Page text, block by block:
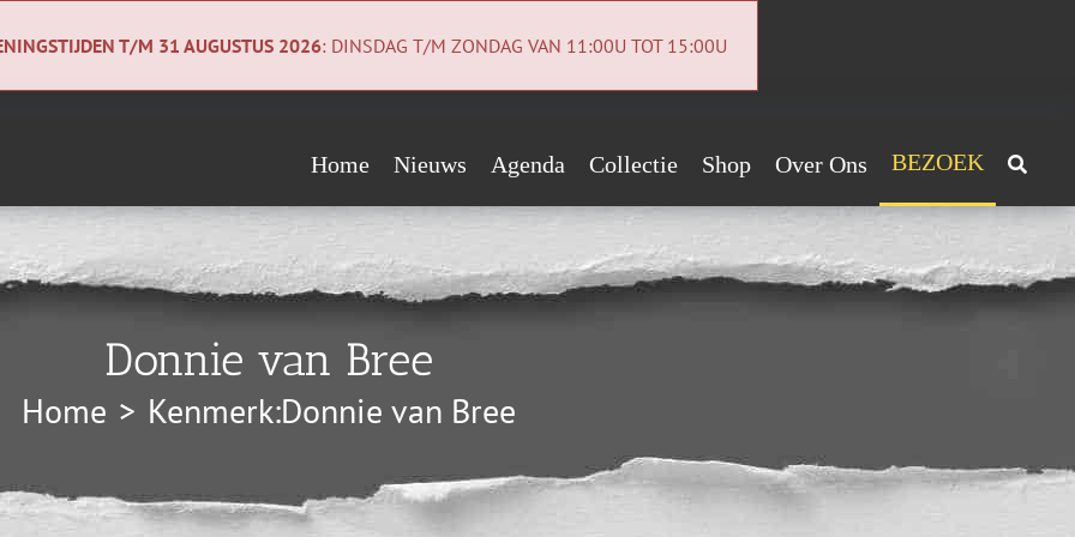
T/M 31 AUGUSTUS 2026: DINSDAG T/M ZONDAG VAN 11:00U TOT 15:00U
Home Nieuws Agenda
Archief
Collectie
Geologiecollectie Archeologiecollectie
Shop Over Ons
Wie steunen ons?
Vrienden
Begunstigers
Sponsors
Handig!
Contact
Privacybeleid
BEZOEK
Donnie van Bree
Home Kenmerk:Donnie van Bree